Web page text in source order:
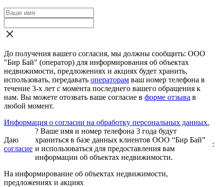
До получения вашего согласия, мы должны сообщить: ООО
"Бир Бай" (оператор) для информирования об объектах
недвижимости, предложениях и акциях будет хранить,
использовать, передавать операторам ваш номер телефона в
течение 3-х лет с момента последнего вашего обращения к
нам. Вы можете отозвать ваше согласие в форме отзыва в
любой момент.
Информация о согласии на обработку персональных данных.
Даю
согласие
? Ваше имя и номер телефона 3 года будут
храниться в базе данных клиентов ООО “Бир Бай”
и использоваться для предоставления вам
информации об объектах недвижимости.
:
На информирование об объектах недвижимости,
предложениях и акциях